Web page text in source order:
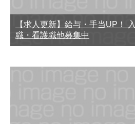
【求人更新】給与・手当UP！
職・看護職他募集中